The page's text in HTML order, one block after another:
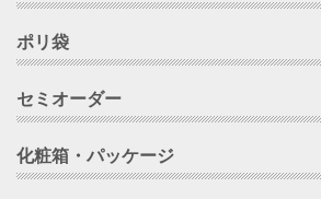
ポリ袋
セミオーダー
化粧箱・パッケージ